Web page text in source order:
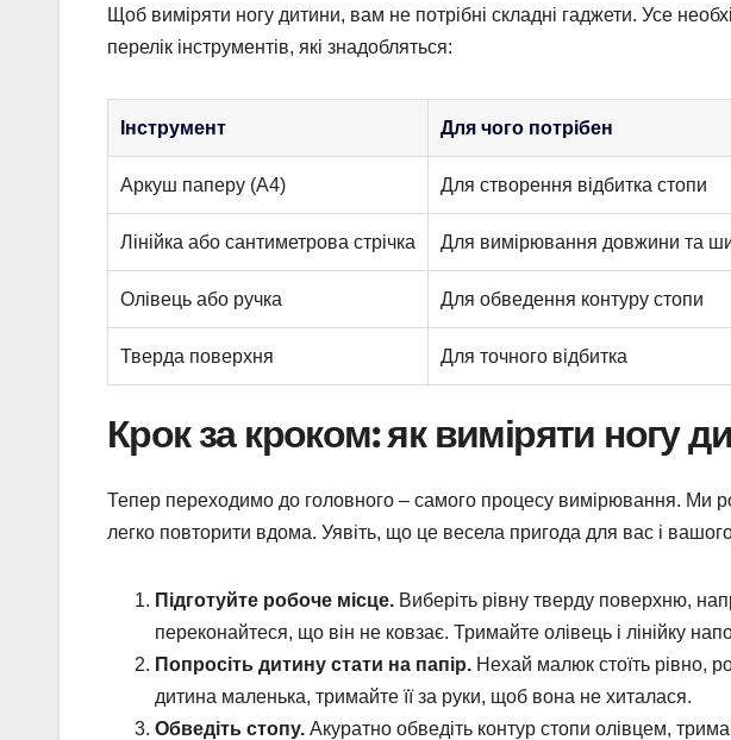
Щоб виміряти ногу дитини, вам не потрібні складні гаджети. Усе
перелік інструментів, які знадобляться:
Інструмент Для чого потрібен
Аркуш паперу (А4) Для створення відбитка стопи
Лінійка або сантиметрова стрічка Для вимірювання довжини та
Олівець або ручка Для обведення контуру стопи
Тверда поверхня Для точного відбитка
Крок за кроком: як виміряти ногу
Тепер переходимо до головного – самого процесу вимірювання. Ми
легко повторити вдома. Уявіть, що це весела пригода для вас і
Підготуйте робоче місце. Виберіть рівну тверду поверхню,
переконайтеся, що він не ковзає. Тримайте олівець і лінійку
Попросіть дитину стати на папір. Нехай малюк стоїть рівно,
дитина маленька, тримайте її за руки, щоб вона не хиталася.
Обведіть стопу. Акуратно обведіть контур стопи олівцем,